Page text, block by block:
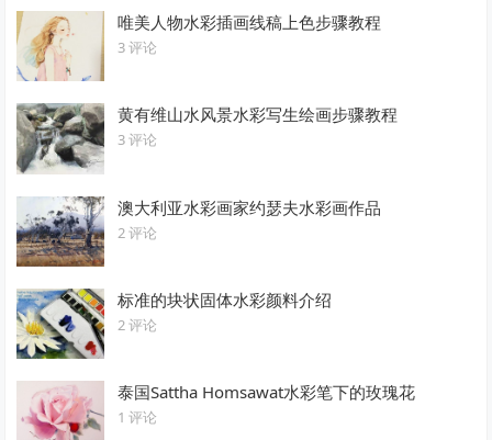
唯美人物水彩插画线稿上色步骤教程
3 评论
黄有维山水风景水彩写生绘画步骤教程
3 评论
澳大利亚水彩画家约瑟夫水彩画作品
2 评论
标准的块状固体水彩颜料介绍
2 评论
泰国Sattha Homsawat水彩笔下的玫瑰花
1 评论